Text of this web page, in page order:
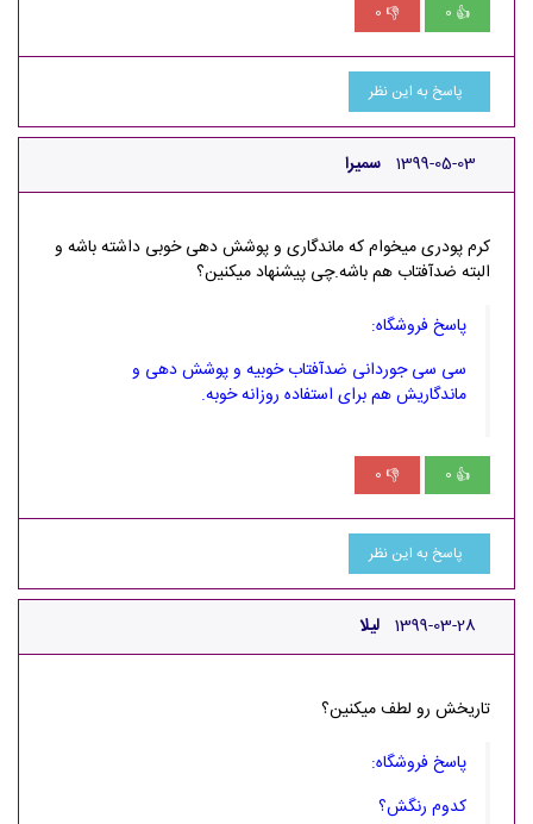
👍
0
👎
0
پاسخ به این نظر
سمیرا 1399-05-03
کرم پودری میخوام که ماندگاری و پوشش دهی خوبی داشته باشه و
البته ضدآفتاب هم باشه.چی پیشنهاد میکنین؟
پاسخ فروشگاه:
سی سی جوردانی ضدآفتاب خوبیه و پوشش دهی و
ماندگاریش هم برای استفاده روزانه خوبه.
👍
0
👎
0
پاسخ به این نظر
لیلا 1399-03-28
تاریخش رو لطف میکنین؟
پاسخ فروشگاه:
کدوم رنگش؟